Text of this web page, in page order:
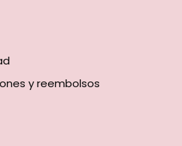
y reembolsos